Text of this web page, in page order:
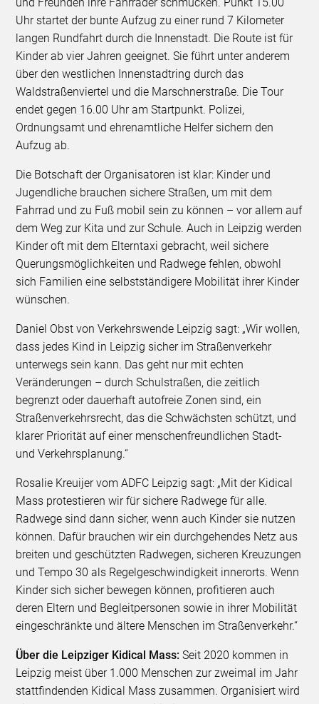
Uhr startet der bunte Aufzug zu einer rund 7 Kilometer
langen Rundfahrt durch die Innenstadt. Die Route ist für
Kinder ab vier Jahren geeignet. Sie führt unter anderem
über den westlichen Innenstadtring durch das
Waldstraßenviertel und die Marschnerstraße. Die Tour
endet gegen 16.00 Uhr am Startpunkt. Polizei,
Ordnungsamt und ehrenamtliche Helfer sichern den
Aufzug ab.
Die Botschaft der Organisatoren ist klar: Kinder und
Jugendliche brauchen sichere Straßen, um mit dem
Fahrrad und zu Fuß mobil sein zu können – vor allem auf
dem Weg zur Kita und zur Schule. Auch in Leipzig werden
Kinder oft mit dem Elterntaxi gebracht, weil sichere
Querungsmöglichkeiten und Radwege fehlen, obwohl
sich Familien eine selbstständigere Mobilität ihrer Kinder
wünschen.
Daniel Obst von Verkehrswende Leipzig sagt: „Wir wollen,
dass jedes Kind in Leipzig sicher im Straßenverkehr
unterwegs sein kann. Das geht nur mit echten
Veränderungen – durch Schulstraßen, die zeitlich
begrenzt oder dauerhaft autofreie Zonen sind, ein
Straßenverkehrsrecht, das die Schwächsten schützt, und
klarer Priorität auf einer menschenfreundlichen Stadt-
und Verkehrsplanung.“
Rosalie Kreuijer vom ADFC Leipzig sagt: „Mit der Kidical
Mass protestieren wir für sichere Radwege für alle.
Radwege sind dann sicher, wenn auch Kinder sie nutzen
können. Dafür brauchen wir ein durchgehendes Netz aus
breiten und geschützten Radwegen, sicheren Kreuzungen
und Tempo 30 als Regelgeschwindigkeit innerorts. Wenn
Kinder sich sicher bewegen können, profitieren auch
deren Eltern und Begleitpersonen sowie in ihrer Mobilität
eingeschränkte und ältere Menschen im Straßenverkehr.“
Über die Leipziger Kidical Mass: Seit 2020 kommen in
Leipzig meist über 1.000 Menschen zur zweimal im Jahr
stattfindenden Kidical Mass zusammen. Organisiert wird